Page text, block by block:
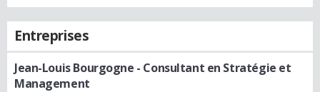
Entreprises
Jean-Louis Bourgogne - Consultant en Stratégie et
Management